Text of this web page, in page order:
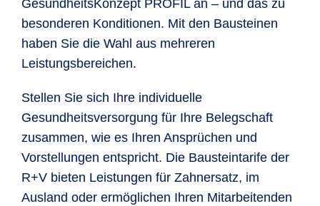
Die Leistungen im Überblick
GesundheitsKonzept PROFIL an – und das zu
besonderen Konditionen. Mit den Bausteinen
haben Sie die Wahl aus mehreren
Leistungsbereichen.
Stellen Sie sich Ihre individuelle
Gesundheitsversorgung für Ihre Belegschaft
zusammen, wie es Ihren Ansprüchen und
Vorstellungen entspricht. Die Bausteintarife der
R+V bieten Leistungen für Zahnersatz, im
Ausland oder ermöglichen Ihren Mitarbeitenden